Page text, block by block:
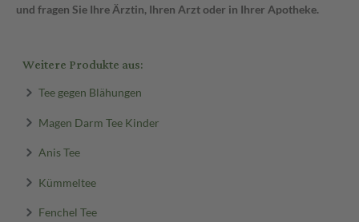
und fragen Sie Ihre Ärztin, Ihren Arzt oder in Ihrer Apotheke.
Weitere Produkte aus:
Tee gegen Blähungen
Magen Darm Tee Kinder
Anis Tee
Kümmeltee
Fenchel Tee